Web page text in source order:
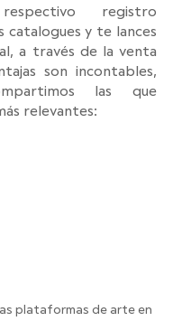
registro
catalogues y te lances
a través de la venta
son incontables,
las que
relevantes:
plataformas de arte en